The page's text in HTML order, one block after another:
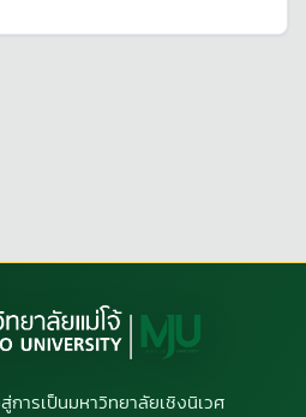
การเป็นมหาวิทยาลัยเชิงนิเวศ